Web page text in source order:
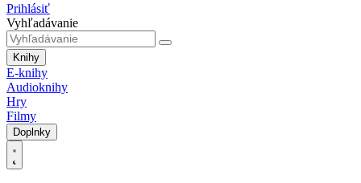
Prihlásiť
Vyhľadávanie
Knihy
E-knihy
Audioknihy
Hry
Filmy
Doplnky